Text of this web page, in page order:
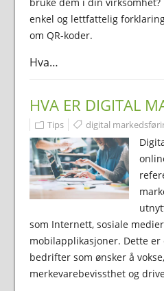
enkel og lettfattelig
om QR-koder.
Hva…
HVA ER DIGITAL
Tips digital
som Internett, sosiale
mobilapplikasjoner. Dette
bedrifter som ønsker å
merkevarebevissthet og